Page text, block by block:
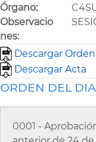
Órgano:
Observacio
nes:
Descargar
Descargar Acta
ORDEN DEL
0001 -